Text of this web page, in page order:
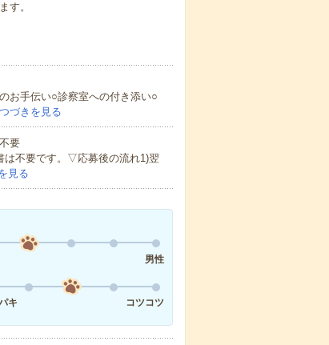
す。
お手伝い○診察室への付き添い○
つづきを見る
要
不要です。▽応募後の流れ1)翌
見る
男性
キ
コツコツ